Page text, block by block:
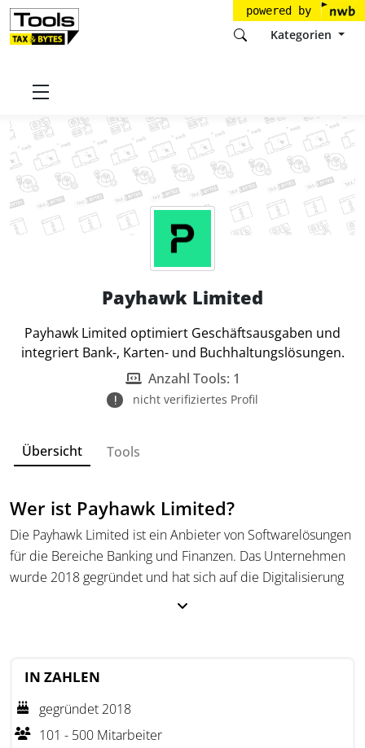
powered by
Kategorien
Startseite
Payhawk Limited
Payhawk Limited optimiert Geschäftsausgaben und
integriert Bank-, Karten- und Buchhaltungslösungen.
Anzahl Tools: 1
nicht verifiziertes Profil
Übersicht Tools
Wer ist Payhawk Limited?
Die Payhawk Limited ist ein Anbieter von Softwarelösungen
für die Bereiche Banking und Finanzen. Das Unternehmen
wurde 2018 gegründet und hat sich auf die Digitalisierung
Kreditorenbuchhaltung sowie Integrationen in
Buchhaltungssysteme, in einer einheitlichen Lösung.
Das Angebot richtet sich an Unternehmen aller
IN ZAHLEN
gegründet 2018
101 - 500 Mitarbeiter